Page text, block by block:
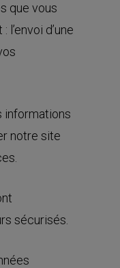
que vous
d’une
informations
notre site
sécurisés.